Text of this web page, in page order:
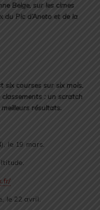
Belge, sur les cimes
du Pic d’Aneto et de la
six courses sur six mois.
: un scratch
résultats.
le 19 mars.
le 22 avril.